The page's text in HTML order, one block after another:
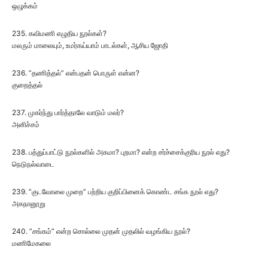
ஒழுக்கம்
235. கவிமணி எழுதிய நூல்கள்?
மலரும் மாலையும், உமர்கய்யாம் பாடல்கள், ஆசிய ஜோதி
236. ”தணித்தல்” என்பதன் பொருள் என்ன?
குறைத்தல்
237. முகர்ந்து பார்த்தாலே வாடும் மலர்?
அனிச்சம்
238. பத்துப்பாட்டு நூல்களில் அகமா? புறமா? என்ற சர்ச்சைக்குரிய நூல் எது?
நெடுநல்வாடை
239. ”குடவோலை முறை” பற்றிய குறிப்பினைக் கொண்ட சங்க நூல் எது?
அகநானூறு
240. ”சங்கம்” என்ற சொல்லை முதன் முதலில் வழங்கிய நூல்?
மணிமேகலை